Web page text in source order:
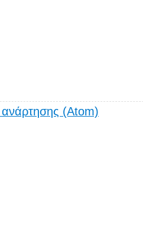
ανάρτησης (Atom)